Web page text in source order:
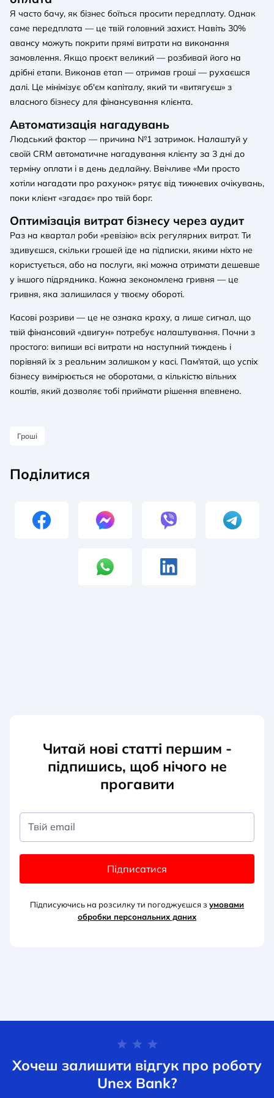
Я часто бачу, як бізнес боїться просити передплату. Однак
саме передплата — це твій головний захист. Навіть 30%
авансу можуть покрити прямі витрати на виконання
замовлення. Якщо проєкт великий — розбивай його на
дрібні етапи. Виконав етап — отримав гроші — рухаєшся
далі. Це мінімізує об'єм капіталу, який ти «витягуєш» з
власного бізнесу для фінансування клієнта.
Автоматизація нагадувань
Людський фактор — причина №1 затримок. Налаштуй у
своїй CRM автоматичне нагадування клієнту за 3 дні до
терміну оплати і в день дедлайну. Ввічливе «Ми просто
хотіли нагадати про рахунок» рятує від тижневих очікувань,
поки клієнт «згадає» про твій борг.
Оптимізація витрат бізнесу через аудит
Раз на квартал роби «ревізію» всіх регулярних витрат. Ти
здивуєшся, скільки грошей іде на підписки, якими ніхто не
користується, або на послуги, які можна отримати дешевше
у іншого підрядника. Кожна зекономлена гривня — це
гривня, яка залишилася у твоєму обороті.
Касові розриви — це не ознака краху, а лише сигнал, що
твій фінансовий «двигун» потребує налаштування. Почни з
простого: випиши всі витрати на наступний тиждень і
порівняй їх з реальним залишком у касі. Пам'ятай, що успіх
бізнесу вимірюється не оборотами, а кількістю вільних
коштів, який дозволяє тобі приймати рішення впевнено.
Гроші
Поділитися
Читай нові статті першим -
підпишись, щоб нічого не
прогавити
Твій email
Підписатися
Підписуючись на розсилку ти погоджуєшся з умовами
обробки персональних даних
Хочеш залишити відгук про роботу
Unex Bank?